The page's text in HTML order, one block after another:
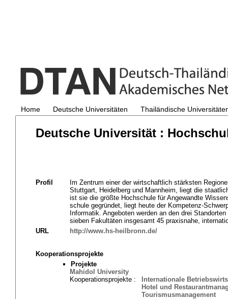
Home Deutsche Universitäten Thailändische
Deutsche Universität :
Profil
Im Zentrum einer der wirtschaftlich stärksten
Stuttgart, Heidelberg und Mannheim, liegt die
ist sie die größte Hochschule für Angewandte
schule gegründet, liegt heute der Kompetenz-
Informatik. Angeboten werden an den drei
sieben Fakultäten insgesamt 45 praxisnahe,
URL
http://www.hs-heilbronn.de/
Kooperationsprojekte
Projekte
Mahidol University
Kooperationsprojekte :
Internationale
Hotel und
Tourismusmanagement